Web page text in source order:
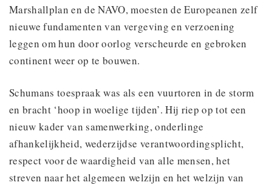
Marshallplan en de NAVO, moesten de Europeanen zelf
nieuwe fundamenten van vergeving en verzoening
leggen om hun door oorlog verscheurde en gebroken
continent weer op te bouwen.
Schumans toespraak was als een vuurtoren in de storm
en bracht ‘hoop in woelige tijden’. Hij riep op tot een
nieuw kader van samenwerking, onderlinge
afhankelijkheid, wederzijdse verantwoordingsplicht,
respect voor de waardigheid van alle mensen, het
streven naar het algemeen welzijn en het welzijn van